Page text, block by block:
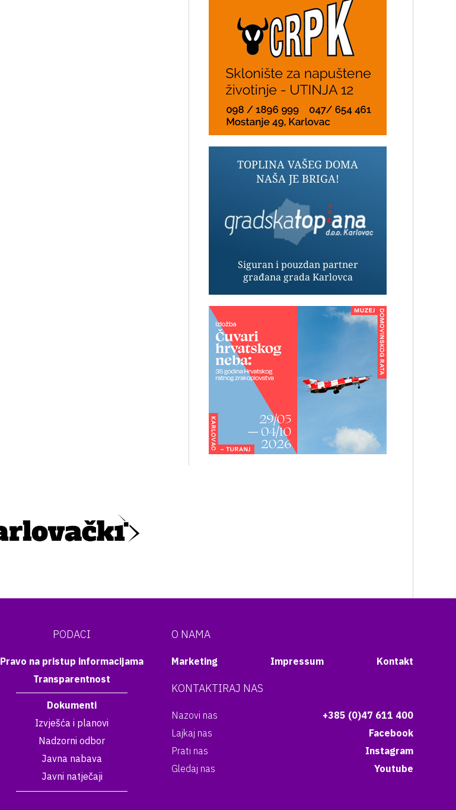
PODACI
Pravo na pristup informacijama
Transparentnost
Dokumenti
Izvješća i planovi
Nadzorni odbor
Javna nabava
Javni natječaji
O NAMA
Marketing Impressum Kontakt
KONTAKTIRAJ NAS
Nazovi nas
+385 (0)47 611 400
Lajkaj nas
Facebook
Prati nas
Instagram
Gledaj nas
Youtube